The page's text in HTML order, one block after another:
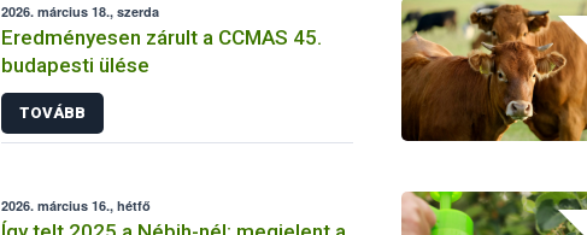
2026. március 18., szerda
Eredményesen zárult a CCMAS 45.
budapesti ülése
TOVÁBB
2026. március 16., hétfő